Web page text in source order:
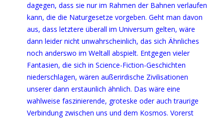
dagegen, dass sie nur im Rahmen der Bahnen verlaufen
kann, die die Naturgesetze vorgeben. Geht man davon
aus, dass letztere überall im Universum gelten, wäre
dann leider nicht unwahrscheinlich, das sich Ähnliches
noch anderswo im Weltall abspielt. Entgegen vieler
Fantasien, die sich in Science-Fiction-Geschichten
niederschlagen, wären außerirdische Zivilisationen
unserer dann erstaunlich ähnlich. Das wäre eine
wahlweise faszinierende, groteske oder auch traurige
Verbindung zwischen uns und dem Kosmos. Vorerst